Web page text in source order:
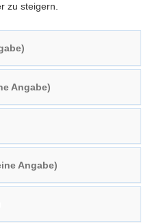
zu steigern.
Angabe)
Angabe)